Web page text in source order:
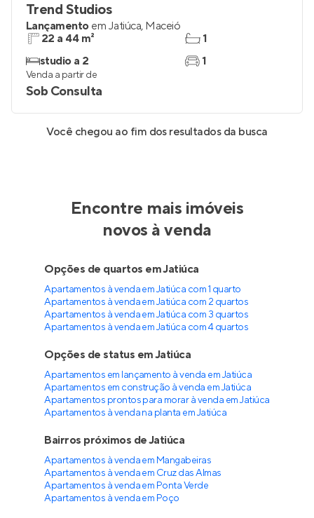
Trend Studios
Lançamento em Jatiúca, Maceió
22 a 44 m²
studio a 2
1
1
Venda a partir de
Sob Consulta
Você chegou ao fim dos resultados da busca
Encontre mais imóveis
novos à venda
Opções de quartos em Jatiúca
Apartamentos à venda em Jatiúca com 1 quarto
Apartamentos à venda em Jatiúca com 2 quartos
Apartamentos à venda em Jatiúca com 3 quartos
Apartamentos à venda em Jatiúca com 4 quartos
Opções de status em Jatiúca
Apartamentos em lançamento à venda em Jatiúca
Apartamentos em construção à venda em Jatiúca
Apartamentos prontos para morar à venda em Jatiúca
Apartamentos à venda na planta em Jatiúca
Bairros próximos de Jatiúca
Apartamentos à venda em Mangabeiras
Apartamentos à venda em Cruz das Almas
Apartamentos à venda em Ponta Verde
Apartamentos à venda em Poço